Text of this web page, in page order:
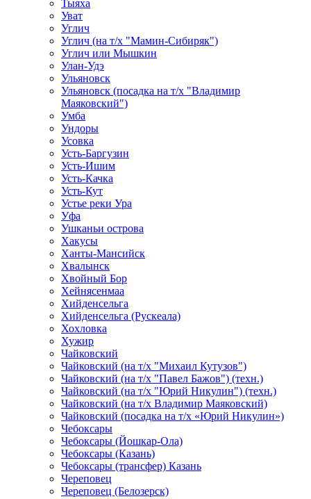
Тыяха
Уват
Углич
Углич (на т/х "Мамин-Сибиряк")
Углич или Мышкин
Улан-Удэ
Ульяновск
Ульяновск (посадка на т/х "Владимир
Маяковский")
Умба
Ундоры
Усовка
Усть-Баргузин
Усть-Ишим
Усть-Качка
Усть-Кут
Устье реки Ура
Уфа
Ушканьи острова
Хакусы
Ханты-Мансийск
Хвалынск
Хвойный Бор
Хейнясенмаа
Хийденсельга
Хийденсельга (Рускеала)
Хохловка
Хужир
Чайковский
Чайковский (на т/х "Михаил Кутузов")
Чайковский (на т/х "Павел Бажов") (техн.)
Чайковский (на т/х "Юрий Никулин") (техн.)
Чайковский (на т/х Владимир Маяковский)
Чайковский (посадка на т/х «Юрий Никулин»)
Чебоксары
Чебоксары (Йошкар-Ола)
Чебоксары (Казань)
Чебоксары (трансфер) Казань
Череповец
Череповец (Белозерск)